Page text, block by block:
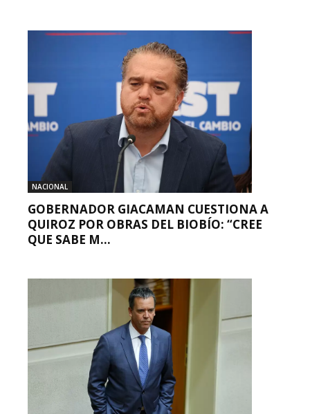
NACIONAL
GOBERNADOR GIACAMAN CUESTIONA A
QUIROZ POR OBRAS DEL BIOBÍO: “CREE
QUE SABE M...